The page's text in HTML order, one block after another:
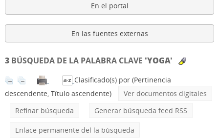
En el portal
En las fuentes externas
3 BÚSQUEDA DE LA PALABRA CLAVE 'YOGA'
Clasificado(s) por (Pertinencia
descendente, Título ascendente)
Ver documentos digitales
Refinar búsqueda
Generar búsqueda feed RSS
Enlace permanente del la búsqueda